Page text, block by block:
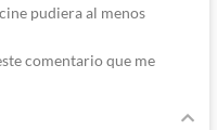
pudiera al menos
comentario que me